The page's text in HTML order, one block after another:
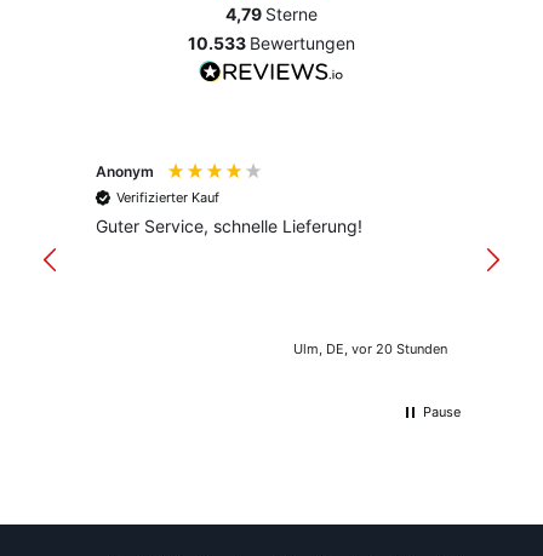
4,79 Sterne
10.533 Bewertungen
Anonym
Verifizierter Kauf
Guter Service, schnelle Lieferung!
Ulm, DE, vor 20 Stunden
Pause